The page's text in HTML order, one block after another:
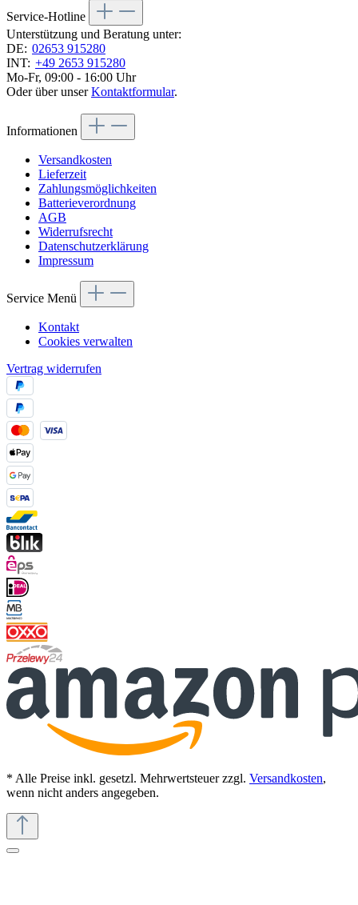
Service-Hotline
Unterstützung und Beratung unter:
DE: 02653 915280
INT: +49 2653 915280
Mo-Fr, 09:00 - 16:00 Uhr
Oder über unserKontaktformular.
Informationen
Versandkosten
Lieferzeit
Zahlungsmöglichkeiten
Batterieverordnung
AGB
Widerrufsrecht
Datenschutzerklärung
Impressum
Service Menü
Kontakt
Cookies verwalten
Vertrag widerrufen
* Alle Preise inkl. gesetzl. Mehrwertsteuer zzgl. Versandkosten,
wenn nicht anders angegeben.